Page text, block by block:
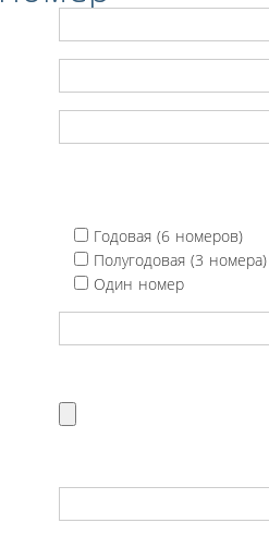
Годовая (6 номеров)
Полугодовая (3 номера)
Один номер